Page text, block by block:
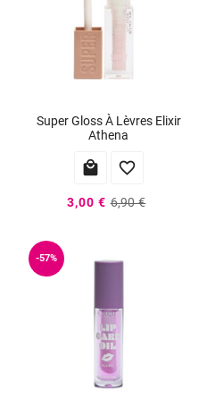
Super Gloss À Lèvres Elixir
Athena
 
3,00 € 6,90 €
-57%